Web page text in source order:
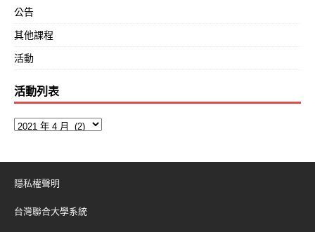
公告
其他課程
活動
活動列表
隱私權聲明
台灣聯合大學系統